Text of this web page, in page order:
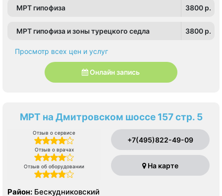
Электрозаводская
МРТ гипофиза 3800 p.
МРТ гипофиза и зоны турецкого седла 3800 p.
Просмотр всех цен и услуг
Онлайн запись
МРТ на Дмитровском шоссе 157 стр. 5
Отзыв о сервисе
Отзыв о врачах
Отзыв об оборудовании
+7(495)822-49-09
На карте
Район: Бескудниковский